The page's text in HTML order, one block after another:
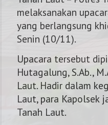
melaksanakan
yang berlangsung
Senin (10/11).
Upacara tersebut
Hutagalung, S.Ab.,
Laut. Hadir dalam
Laut, para Kapolsek
Tanah Laut.